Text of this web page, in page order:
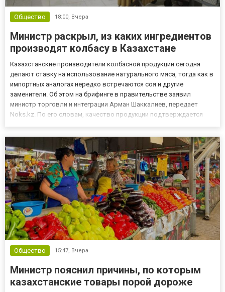
Общество 18:00, Вчера
Министр раскрыл, из каких ингредиентов
производят колбасу в Казахстане
Казахстанские производители колбасной продукции сегодня
делают ставку на использование натурального мяса, тогда как в
импортных аналогах нередко встречаются соя и другие
заменители. Об этом на брифинге в правительстве заявил
министр торговли и интеграции Арман Шаккалиев, передает
Noks.kz. По его словам, качество продукции подтверждается
самостоятельно проверять сост...
Общество 15:47, Вчера
Министр пояснил причины, по которым
казахстанские товары порой дороже